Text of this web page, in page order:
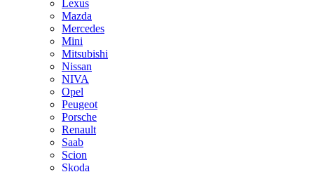
Lexus
Mazda
Mercedes
Mini
Mitsubishi
Nissan
NIVA
Opel
Peugeot
Porsche
Renault
Saab
Scion
Skoda